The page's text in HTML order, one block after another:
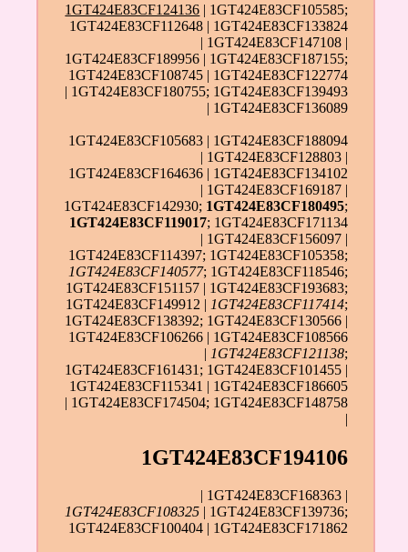
1GT424E83CF124136 | 1GT424E83CF105585;
1GT424E83CF112648 | 1GT424E83CF133824
| 1GT424E83CF147108 |
1GT424E83CF189956 | 1GT424E83CF187155;
1GT424E83CF108745 | 1GT424E83CF122774
| 1GT424E83CF180755; 1GT424E83CF139493
| 1GT424E83CF136089
1GT424E83CF105683 | 1GT424E83CF188094
| 1GT424E83CF128803 |
1GT424E83CF164636 | 1GT424E83CF134102
| 1GT424E83CF169187 |
1GT424E83CF142930; 1GT424E83CF180495;
1GT424E83CF119017; 1GT424E83CF171134
| 1GT424E83CF156097 |
1GT424E83CF114397; 1GT424E83CF105358;
1GT424E83CF140577; 1GT424E83CF118546;
1GT424E83CF151157 | 1GT424E83CF193683;
1GT424E83CF149912 | 1GT424E83CF117414;
1GT424E83CF138392; 1GT424E83CF130566 |
1GT424E83CF106266 | 1GT424E83CF108566
| 1GT424E83CF121138;
1GT424E83CF161431; 1GT424E83CF101455 |
1GT424E83CF115341 | 1GT424E83CF186605
| 1GT424E83CF174504; 1GT424E83CF148758
|
1GT424E83CF194106
| 1GT424E83CF168363 |
1GT424E83CF108325 | 1GT424E83CF139736;
1GT424E83CF100404 | 1GT424E83CF171862